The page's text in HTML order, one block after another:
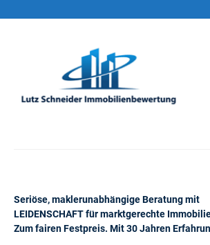
Seriöse, maklerunabhängige Beratung mit
LEIDENSCHAFT für marktgerechte
Zum fairen Festpreis. Mit 30 Jahren